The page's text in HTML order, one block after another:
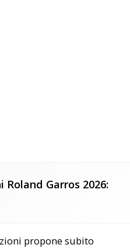
Garros 2026:
propone subito